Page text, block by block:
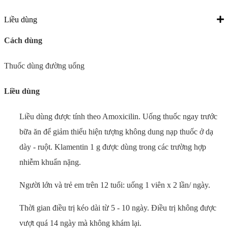
Liều dùng
Cách dùng
Thuốc dùng đường uống
Liều dùng
Liều dùng được tính theo Amoxicilin. Uống thuốc ngay trước
bữa ăn để giảm thiểu hiện tượng không dung nạp thuốc ở dạ
dày - ruột. Klamentin 1 g được dùng trong các trường hợp
nhiễm khuẩn nặng.
Người lớn và trẻ em trên 12 tuổi: uống 1 viên x 2 lần/ ngày.
Thời gian điều trị kéo dài từ 5 - 10 ngày. Điều trị không được
vượt quá 14 ngày mà không khám lại.